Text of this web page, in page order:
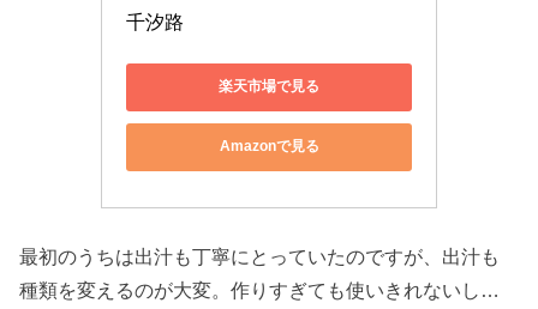
千汐路
楽天市場で見る
Amazonで見る
最初のうちは出汁も丁寧にとっていたのですが、出汁も
種類を変えるのが大変。作りすぎても使いきれないし…